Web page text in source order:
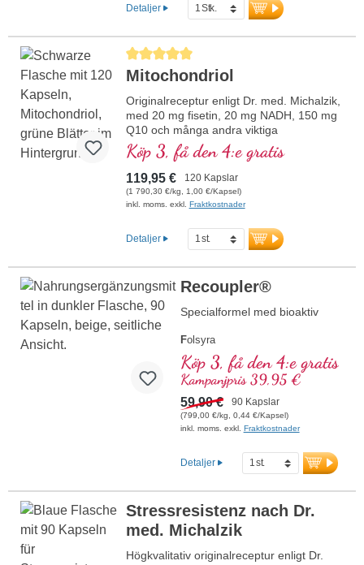
Detaljer
Genomsnittligt betyg på 5 av 5 stjärnor
Mitochondriol
Originalreceptur enligt Dr. med. Michalzik,
med 20 mg fisetin, 20 mg NADH, 150 mg
Q10 och många andra viktiga
mitokondriestödjande ämnen. Med
biotillgänglighetsförstärkaren D-Pinitol.
Kapselhöljen veganska och utan PEG och
karragen samt aluminiumfri försegling,
mitokondriell GCP-1α-aktivator, utan
inom vitalämnen och över 20 års
produktionserfarenhet.
Köp 3, få den 4:e gratis
119,95 € 120 Kapslar
(1 790,30 €/kg, 1,00 €/Kapsel)
inkl. moms. exkl. Fraktkostnader
Detaljer
Recoupler®
Specialformel med bioaktiv
Folsyra
Arginin
Lykopen
Curkuma
Curcumin
Askorbinsyra
Resveratrol
B(Vitamin B12)
Köp 3, få den 4:e gratis
Kampanjpris 39,95 €
59,90 € 90 Kapslar
(799,00 €/kg, 0,44 €/Kapsel)
inkl. moms. exkl. Fraktkostnader
Detaljer
Stressresistenz nach Dr.
med. Michalzik
Högkvalitativ originalreceptur enligt Dr.